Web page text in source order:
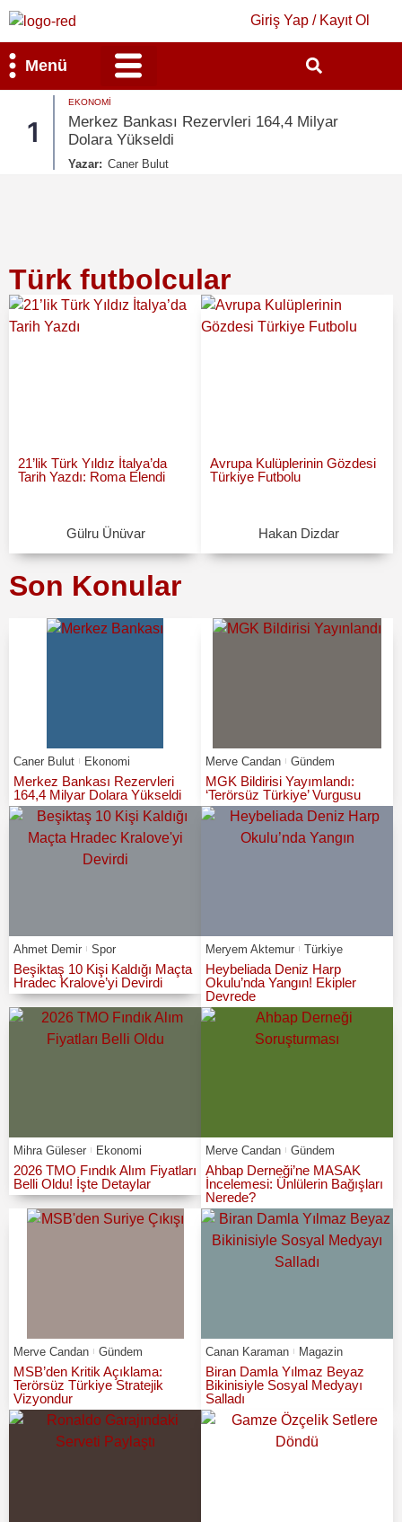
Giriş Yap / Kayıt Ol
Menü
1
EKONOMI
Merkez Bankası Rezervleri 164,4 Milyar
Dolara Yükseldi
Yazar: Caner Bulut
Türk futbolcular
21’lik Türk Yıldız İtalya’da
Tarih Yazdı: Roma Elendi
Gülru Ünüvar
Avrupa Kulüplerinin Gözdesi
Türkiye Futbolu
Hakan Dizdar
Son Konular
Caner Bulut Ekonomi
Merkez Bankası Rezervleri
164,4 Milyar Dolara Yükseldi
Merve Candan Gündem
MGK Bildirisi Yayımlandı:
‘Terörsüz Türkiye’ Vurgusu
Ahmet Demir Spor
Beşiktaş 10 Kişi Kaldığı Maçta
Hradec Kralove’yi Devirdi
Meryem Aktemur Türkiye
Heybeliada Deniz Harp
Okulu’nda Yangın! Ekipler
Devrede
Mihra Güleser Ekonomi
2026 TMO Fındık Alım Fiyatları
Belli Oldu! İşte Detaylar
Merve Candan Gündem
Ahbap Derneği’ne MASAK
İncelemesi: Ünlülerin Bağışları
Nerede?
Merve Candan Gündem
MSB’den Kritik Açıklama:
Terörsüz Türkiye Stratejik
Vizyondur
Canan Karaman Magazin
Biran Damla Yılmaz Beyaz
Bikinisiyle Sosyal Medyayı
Salladı